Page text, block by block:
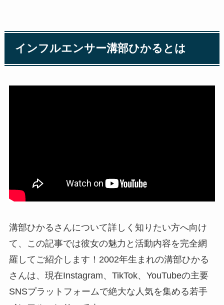
インフルエンサー溝部ひかるとは
溝部ひかるさんについて詳しく知りたい方へ向け
て、この記事では彼女の魅力と活動内容を完全網
羅してご紹介します！2002年生まれの溝部ひかる
さんは、現在Instagram、TikTok、YouTubeの主要
SNSプラットフォームで絶大な人気を集める若手